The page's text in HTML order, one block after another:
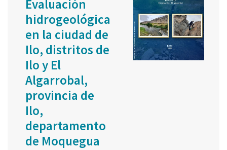
Evaluación
hidrogeológica
en la ciudad de
Ilo, distritos de
Ilo y El
Algarrobal,
provincia de
Ilo,
departamento
de Moquegua